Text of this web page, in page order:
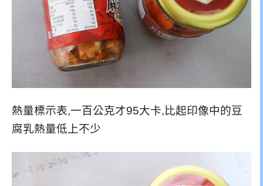
熱量標示表,一百公克才95大卡,比起印像中的豆
腐乳熱量低上不少